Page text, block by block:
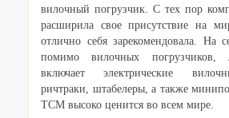
вилочный погрузчик. С тех пор
расширила свое присутствие на
отлично себя зарекомендовала. На
помимо вилочных погрузчиков,
включает электрические
ричтраки, штабелеры, а также
TCM высоко ценится во всем мире.